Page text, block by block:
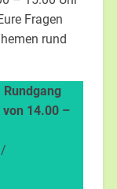
Fragen
rund
14.00 –